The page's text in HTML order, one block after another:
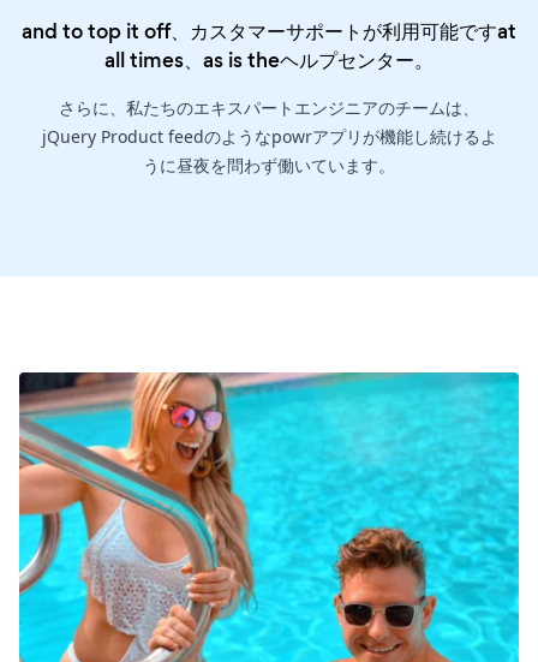
and to top it off、カスタマーサポートが利用可能ですat
all times、as is theヘルプセンター。
さらに、私たちのエキスパートエンジニアのチームは、
jQuery Product feedのようなpowrアプリが機能し続けるよ
うに昼夜を問わず働いています。